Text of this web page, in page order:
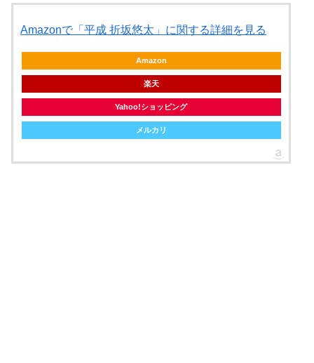
Amazonで「平成 折坂悠太」に関する詳細を見る
Amazon
楽天
Yahoo!ショッピング
メルカリ